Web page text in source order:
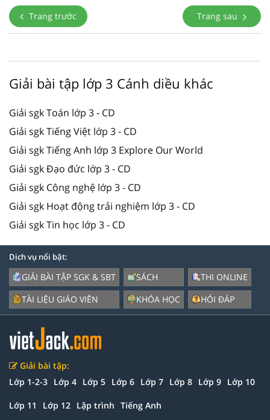
Trang trước Trang sau
Giải bài tập lớp 3 Cánh diều khác
Giải sgk Toán lớp 3 - CD
Giải sgk Tiếng Việt lớp 3 - CD
Giải sgk Tiếng Anh lớp 3 Explore Our World
Giải sgk Đạo đức lớp 3 - CD
Giải sgk Công nghệ lớp 3 - CD
Giải sgk Hoạt động trải nghiệm lớp 3 - CD
Giải sgk Tin học lớp 3 - CD
Dịch vụ nổi bật:
GIẢI BÀI TẬP SGK & SBT
TÀI LIỆU GIÁO VIÊN
SÁCH
KHÓA HỌC
THI ONLINE
HỎI ĐÁP
Giải bài tập:
Lớp 1-2-3 Lớp 4 Lớp 5 Lớp 6 Lớp 7 Lớp 8 Lớp 9 Lớp 10
Lớp 11 Lớp 12 Lập trình Tiếng Anh